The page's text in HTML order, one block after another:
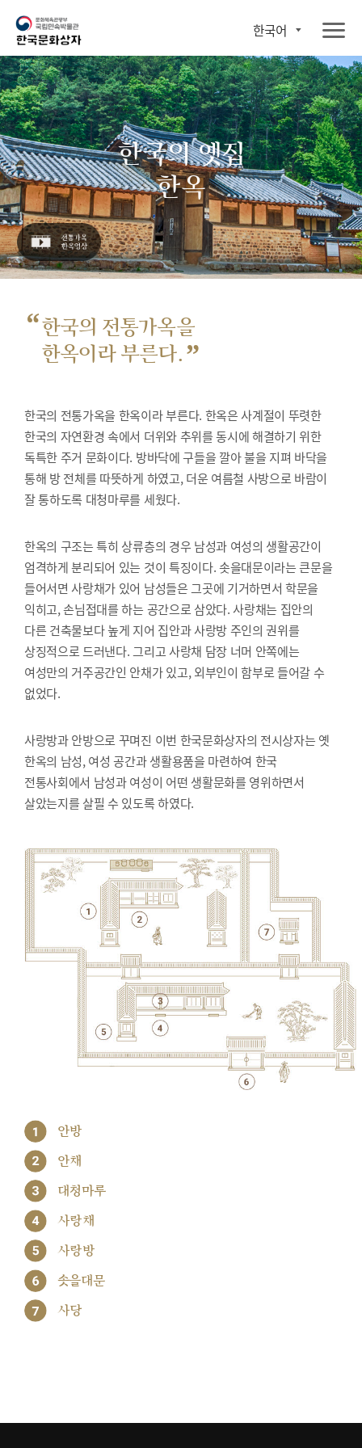
한국어
한국의 옛집
한옥
“한국의 전통가옥을
한옥이라 부른다. ”
한국의 전통가옥을 한옥이라 부른다. 한옥은 사계절이 뚜렷한
한국의 자연환경 속에서 더위와 추위를 동시에 해결하기 위한
독특한 주거 문화이다. 방바닥에 구들을 깔아 불을 지펴 바닥을
통해 방 전체를 따뜻하게 하였고, 더운 여름철 사방으로 바람이
잘 통하도록 대청마루를 세웠다.
한옥의 구조는 특히 상류층의 경우 남성과 여성의 생활공간이
엄격하게 분리되어 있는 것이 특징이다. 솟을대문이라는 큰문을
들어서면 사랑채가 있어 남성들은 그곳에 기거하면서 학문을
익히고, 손님접대를 하는 공간으로 삼았다. 사랑채는 집안의
다른 건축물보다 높게 지어 집안과 사랑방 주인의 권위를
상징적으로 드러낸다. 그리고 사랑채 담장 너머 안쪽에는
여성만의 거주공간인 안채가 있고, 외부인이 함부로 들어갈 수
없었다.
사랑방과 안방으로 꾸며진 이번 한국문화상자의 전시상자는 옛
한옥의 남성, 여성 공간과 생활용품을 마련하여 한국
전통사회에서 남성과 여성이 어떤 생활문화를 영위하면서
살았는지를 살필 수 있도록 하였다.
1 안방
2 안채
3 대청마루
4 사랑채
5 사랑방
6 솟을대문
7 사당